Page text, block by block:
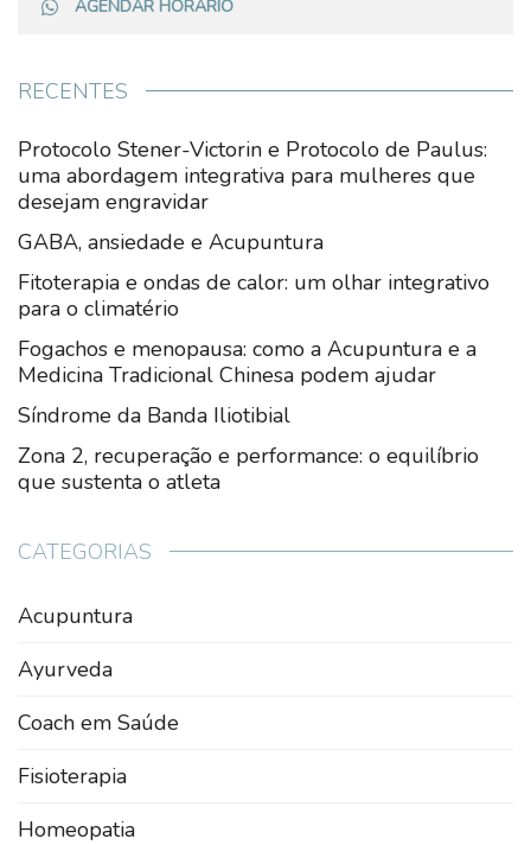
AGENDAR HORÁRIO
RECENTES
Protocolo Stener-Victorin e Protocolo de Paulus:
uma abordagem integrativa para mulheres que
desejam engravidar
GABA, ansiedade e Acupuntura
Fitoterapia e ondas de calor: um olhar integrativo
para o climatério
Fogachos e menopausa: como a Acupuntura e a
Medicina Tradicional Chinesa podem ajudar
Síndrome da Banda Iliotibial
Zona 2, recuperação e performance: o equilíbrio
que sustenta o atleta
CATEGORIAS
Acupuntura
Ayurveda
Coach em Saúde
Fisioterapia
Homeopatia